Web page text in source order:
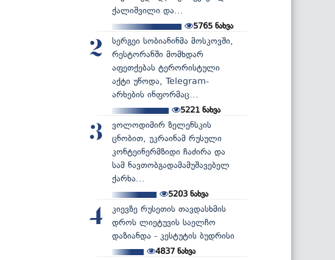
ქალიშვილი და...
5765 ნახვა
2
სერგეი სობიანინმა მოსკოვში,
რესტორანში მომხდარ
აფეთქებას ტერორისტული
აქტი უწოდა, Telegram-
არხების ინფორმაც...
5221 ნახვა
3
ვოლოდიმირ ზელენსკის
ცნობით, უკრაინამ რუსული
კონტეინერმზიდი ჩაძირა და
სამ ნავთობგადამამუშავებელ
ქარხა...
5203ნახვა
4
კიევზე რუსეთის თავდასხმის
დროს ლიეტუვის საელჩო
დაზიანდა - კესტუტის ბუდრისი
4837ნახვა